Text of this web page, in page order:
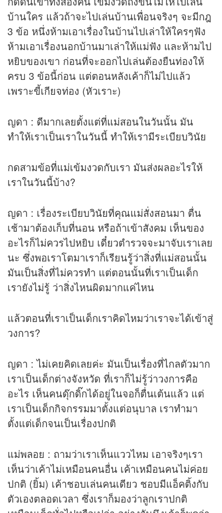
บ้านใคร แล้วถ้าจะไปเล่นบ้านเพื่อนจริงๆ จะมีกฎ
3 ข้อ หนึ่งห้ามเอาเรื่องในบ้านไปเล่าให้ใครๆฟัง
ห้ามเอาเรื่องนอกบ้านมาเล่าให้แม่ฟัง และห้ามไป
หยิบของเขา ก่อนที่จะออกไปเล่นต้องยืนท่องให้
ครบ 3 ข้อนี้ก่อน แต่ตอนหลังเค้าก็ไม่ไปแล้ว
เพราะขี้เกียจท่อง (หัวเราะ)
ญดา : ดีมากเลยตั้งแต่ที่แม่สอนในวันนั้น มัน
ทำให้เราเป็นเราในวันนี้ ทำให้เรามีระเบียบวินัย
กดสามข้อที่แม่เข้มงวดกับเรา มันส่งผลอะไรให้
เราในวันนี้บ้าง?
ญดา : เรื่องระเบียบวินัยที่คุณแม่สั่งสอนมา ตื่น
เช้ามาต้องเก็บที่นอน หรือถ้าเข้าสังคม เห็นของ
อะไรก็ไม่ควรไปหยิบ เดี๋ยวตำรวจจะมาจับเราเลย
นะ ซึ่งพอเราโตมาเราก็เรียนรู้ว่าสิ่งที่แม่สอนนั้น
มันเป็นสิ่งที่ไม่ควรทำ แต่ตอนนั้นที่เราเป็นเด็ก
เรายังไม่รู้ ว่าสิ่งไหนผิดมากแค่ไหน
แล้วตอนที่เราเป็นเด็กเราคิดไหมว่าเราจะได้เข้าสู่
วงการ?
ญดา : ไม่เคยคิดเลยค่ะ มันเป็นเรื่องที่ไกลตัวมาก
เราเป็นเด็กต่างจังหวัด ที่เราก็ไม่รู้ว่าวงการคือ
อะไร เห็นคนดุ๊กดิ๊กได้อยู่ในจอก็ตื่นเต้นแล้ว แต่
เราเป็นเด็กกิจกรรมมาตั้งแต่อนุบาล เราทำมา
ตั้งแต่เด็กจนเป็นเรื่องปกติ
แม่พลอย : ถามว่าเราเห็นแววไหม เอาจริงๆเรา
เห็นว่าเค้าไม่เหมือนคนอื่น เค้าเหมือนคนไม่ค่อย
ปกติ (ยิ้ม) เค้าชอบเล่นคนเดียว ชอบมีแอ็คติ้งกับ
ตัวเองตลอดเวลา ซึ่งเราก็มองว่าลูกเราปกติ